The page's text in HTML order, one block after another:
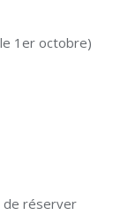
1er octobre)
de réserver